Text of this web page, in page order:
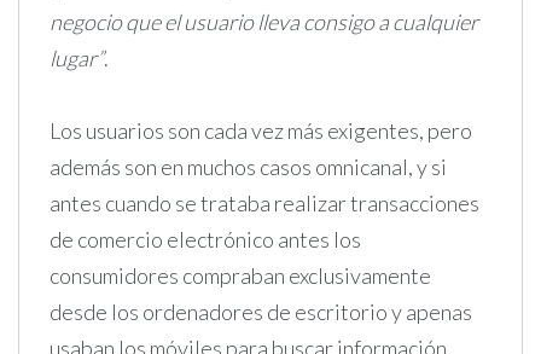
negocio que el usuario lleva consigo a cualquier
lugar”.
Los usuarios son cada vez más exigentes, pero
además son en muchos casos omnicanal, y si
antes cuando se trataba realizar transacciones
de comercio electrónico antes los
consumidores compraban exclusivamente
desde los ordenadores de escritorio y apenas
usaban los móviles para buscar información,